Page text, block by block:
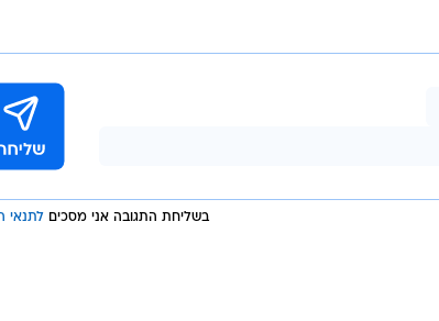
בשליחת התגובה אני מסכים לתנאי